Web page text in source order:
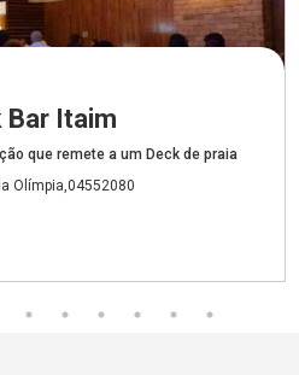
Bar Itaim
que remete a um Deck de praia
Olímpia,04552080